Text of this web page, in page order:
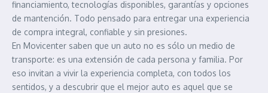
financiamiento, tecnologías disponibles, garantías y opciones
de mantención. Todo pensado para entregar una experiencia
de compra integral, confiable y sin presiones.
En Movicenter saben que un auto no es sólo un medio de
transporte: es una extensión de cada persona y familia. Por
eso invitan a vivir la experiencia completa, con todos los
sentidos, y a descubrir que el mejor auto es aquel que se